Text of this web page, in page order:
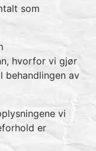
som
hvorfor vi gjør
av
vi
er